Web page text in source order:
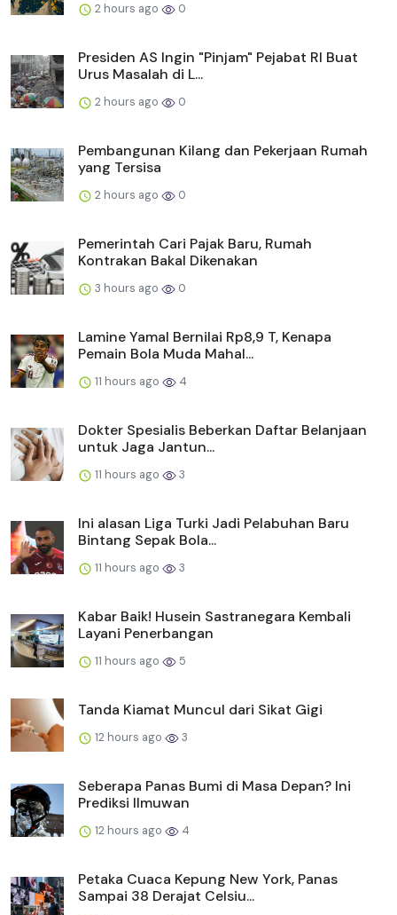
2 hours ago 0
Presiden AS Ingin "Pinjam" Pejabat RI Buat
Urus Masalah di L...
2 hours ago 0
Pembangunan Kilang dan Pekerjaan Rumah
yang Tersisa
2 hours ago 0
Pemerintah Cari Pajak Baru, Rumah
Kontrakan Bakal Dikenakan
3 hours ago 0
Lamine Yamal Bernilai Rp8,9 T, Kenapa
Pemain Bola Muda Mahal...
11 hours ago 4
Dokter Spesialis Beberkan Daftar Belanjaan
untuk Jaga Jantun...
11 hours ago 3
Ini alasan Liga Turki Jadi Pelabuhan Baru
Bintang Sepak Bola...
11 hours ago 3
Kabar Baik! Husein Sastranegara Kembali
Layani Penerbangan
11 hours ago 5
Tanda Kiamat Muncul dari Sikat Gigi
12 hours ago 3
Seberapa Panas Bumi di Masa Depan? Ini
Prediksi Ilmuwan
12 hours ago 4
Petaka Cuaca Kepung New York, Panas
Sampai 38 Derajat Celsiu...